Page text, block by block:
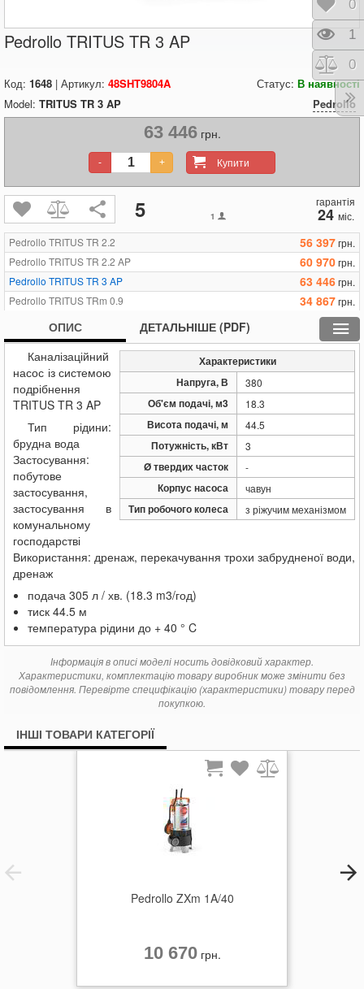
Pedrollo TRITUS TR 3 AP
Код: 1648 | Артикул: 48SHT9804A Статус: В наявності
Model: TRITUS TR 3 AP Pedrollo
63 446грн.
Купити
- +
5 1
гарантія
24 міс.
Pedrollo TRITUS TR 2.2
56 397грн.
Pedrollo TRITUS TR 2.2 AP
60 970грн.
Pedrollo TRITUS TR 3 AP
63 446грн.
Pedrollo TRITUS TRm 0.9
34 867грн.
34 105грн.
Pedrollo TRITUS TRm 1.1
36 582грн.
Pedrollo TRITUS TRm 1.3
Pedrollo TRITUS TRm 1.5
Pedrollo TRITUS TRm 2.2 AP
79 070
ОПИС ДЕТАЛЬНІШЕ (PDF)
Характеристики
Напруга, В
380
Об'єм подачі, м3 18.3
Висота подачі, м 44.5
Потужність, кВт 3
Ø твердих часток -
Корпус насоса чавун
Тип робочого колеса з ріжучим механізмом
Каналізаційний
насос із системою
подрібнення
TRITUS TR 3 AP
Тип рідини:
брудна вода
Застосування:
побутове
застосування,
застосування в
комунальному
господарстві
Використання: дренаж, перекачування трохи забрудненої води,
дренаж
подача 305 л / хв. (18.3 m3/год)
тиск 44.5 м
температура рідини до + 40 ° C
Інформація в описі моделі носить довідковий характер.
Характеристики, комплектацію товару виробник може змінити без
повідомлення. Перевірте специфікацію (характеристики) товару перед
покупкою.
ІНШІ ТОВАРИ КАТЕГОРІЇ
Pedrollo ZXm 1A/40
10 670грн.
0
1
0